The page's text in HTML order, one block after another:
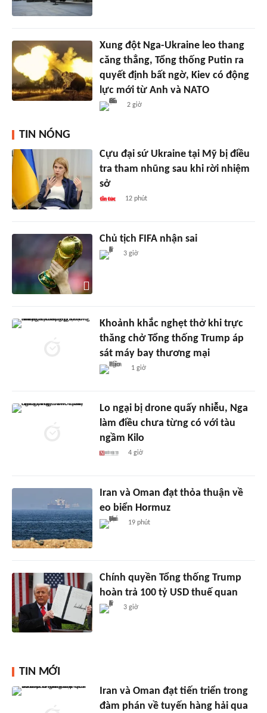
Xung đột Nga-Ukraine leo thang
căng thẳng, Tổng thống Putin ra
quyết định bất ngờ, Kiev có động
lực mới từ Anh và NATO
2 giờ
TIN NÓNG
Cựu đại sứ Ukraine tại Mỹ bị điều
tra tham nhũng sau khi rời nhiệm
sở
12 phút
Chủ tịch FIFA nhận sai
3 giờ
Khoảnh khắc nghẹt thở khi trực
thăng chở Tổng thống Trump áp
sát máy bay thương mại
1 giờ
Lo ngại bị drone quấy nhiễu, Nga
làm điều chưa từng có với tàu
ngầm Kilo
4 giờ
Iran và Oman đạt thỏa thuận về
eo biển Hormuz
19 phút
Chính quyền Tổng thống Trump
hoàn trả 100 tỷ USD thuế quan
3 giờ
TIN MỚI
Iran và Oman đạt tiến triển trong
đàm phán về tuyến hàng hải qua